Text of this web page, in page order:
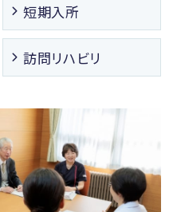
短期入所
訪問リハビリ